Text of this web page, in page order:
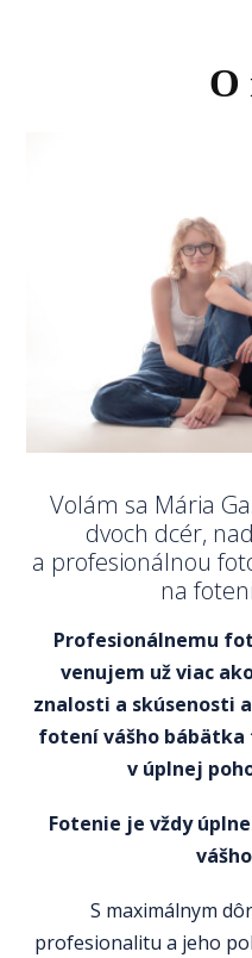
O
Volám sa Mária
dvoch dcér,
a profesionálnou
na
Profesionálnemu
venujem už viac
znalosti a skúsenosti
fotení vášho
v úplnej
Fotenie je vždy
S maximálnym
profesionalitu a jeho